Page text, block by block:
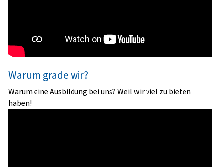
Warum grade wir?
Warum eine Ausbildung bei uns? Weil wir viel zu bieten
haben!